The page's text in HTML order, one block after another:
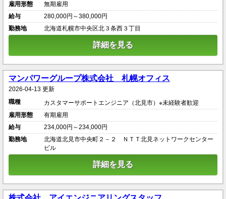
雇用形態
無期雇用
給与
280,000円～380,000円
勤務地
北海道札幌市中央区北３条西３丁目
詳細を見る
マンパワーグループ株式会社 札幌オフィス
2026-04-13 更新
職種
カスタマーサポートエンジニア（北見市）※未経験者歓迎
雇用形態
有期雇用
給与
234,000円～234,000円
勤務地
北海道北見市中央町２－２ ＮＴＴ北見ネットワークセンター
ビル
詳細を見る